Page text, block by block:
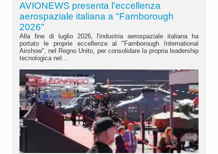
AVIONEWS presenta l'eccellenza
aerospaziale italiana a "Farnborough
2026"
Alla fine di luglio 2026, l'industria aerospaziale italiana ha
portato le proprie eccellenze al "Farnborough International
Airshow", nel Regno Unito, per consolidare la propria leadership
tecnologica nel...